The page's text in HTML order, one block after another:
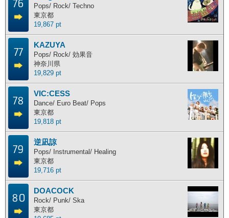
76
Pops/ Rock/ Techno
東京都
19,867 pt
77
KAZUYA
Pops/ Rock/ 効果音
神奈川県
19,829 pt
78
VIC:CESS
Dance/ Euro Beat/ Pops
東京都
19,818 pt
79
逆凪諒
Pops/ Instrumental/ Healing
東京都
19,716 pt
80
DOACOCK
Rock/ Punk/ Ska
東京都